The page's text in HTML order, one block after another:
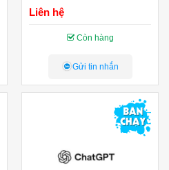
Liên hệ
Còn hàng
Gửi tin nhắn